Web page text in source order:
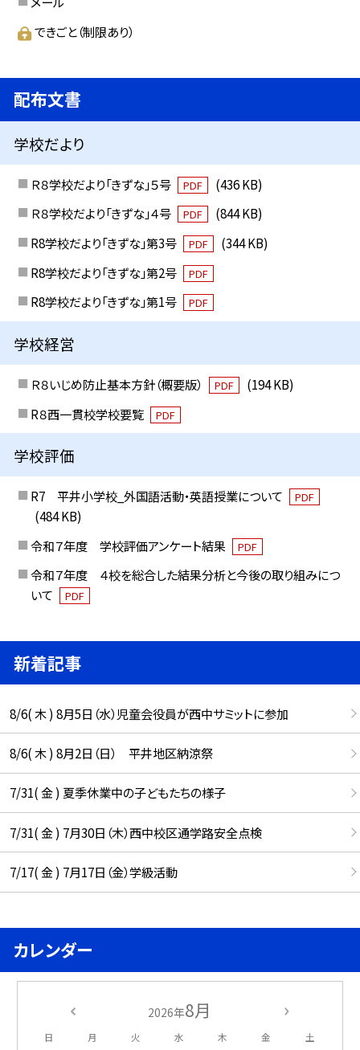
できごと（制限あり）
配布文書
学校だより
Ｒ８学校だより「きずな」５号 PDF
(436 KB)
Ｒ８学校だより「きずな」４号
PDF
(844 KB)
R8学校だより「きずな」第3号
PDF
(344 KB)
R8学校だより「きずな」第2号
PDF
R8学校だより「きずな」第1号 PDF
学校経営
Ｒ８いじめ防止基本方針（概要版） PDF
(194 KB)
R８西一貫校学校要覧
PDF
学校評価
R7 平井小学校_外国語活動・英語授業について PDF
(484 KB)
令和７年度 学校評価アンケート結果
PDF
令和７年度 ４校を総合した結果分析と今後の取り組みにつ
いて
PDF
新着記事
8/6( 木 ) 8月5日（水）児童会役員が西中サミットに参加
8/6( 木 ) 8月2日（日） 平井地区納涼祭
7/31( 金 ) 夏季休業中の子どもたちの様子
7/31( 金 ) 7月30日（木）西中校区通学路安全点検
7/17( 金 ) 7月17日（金）学級活動
カレンダー
2026年8月
日 月 火 水 木 金 土